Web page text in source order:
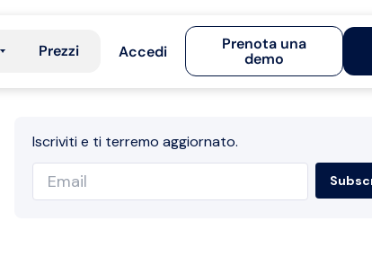
Prezzi Accedi
Prenota una
demo
Iscriviti e ti terremo aggiornato.